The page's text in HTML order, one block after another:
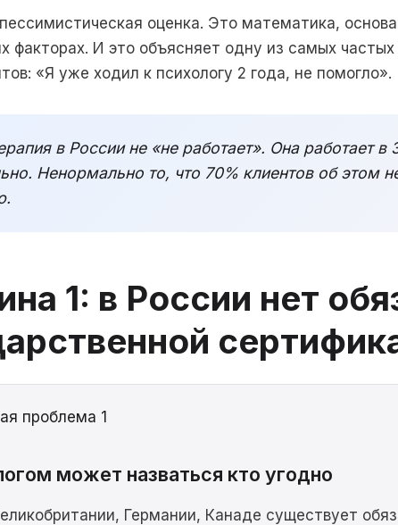
оценка. Это математика,
факторах. И это объясняет одну из самых
«Я уже ходил к психологу 2 года, не помогло».
в России не «не работает». Она работает
Ненормально то, что 70% клиентов об этом
1: в России нет
проблема 1
может назваться кто угодно
Германии, Канаде существует